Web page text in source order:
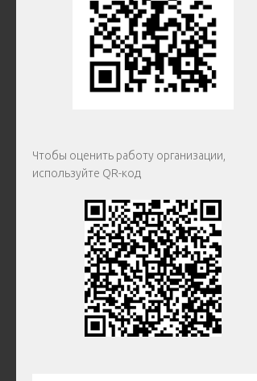
Чтобы оценить работу организации,
используйте QR-код